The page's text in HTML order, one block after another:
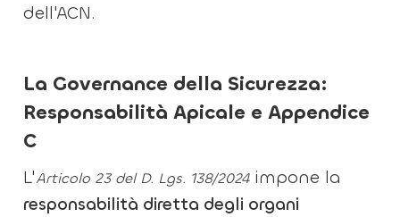
dell'ACN.
La Governance della Sicurezza:
Responsabilità Apicale e Appendice
C
L'Articolo 23 del D. Lgs. 138/2024impone la
responsabilità diretta degli organi